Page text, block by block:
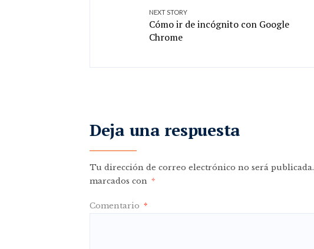
NEXT STORY
Cómo ir de incógnito con Google
Chrome
Deja una respuesta
Tu dirección de correo electrónico no será publicada.
marcados con *
Comentario *